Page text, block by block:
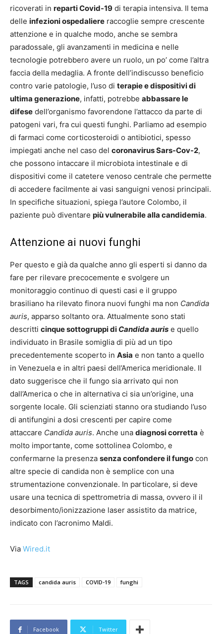
ricoverati in reparti Covid-19 di terapia intensiva. Il tema
delle infezioni ospedaliere raccoglie sempre crescente
attenzione e in qualche modo, anche se sembra
paradossale, gli avanzamenti in medicina e nelle
tecnologie potrebbero avere un ruolo, un po’ come l’altra
faccia della medaglia. A fronte dell’indiscusso beneficio
contro varie patologie, l’uso di terapie e dispositivi di
ultima generazione, infatti, potrebbe abbassare le
difese dell’organismo favorendone l’attacco da parte di
patogeni vari, fra cui questi funghi. Parliamo ad esempio
di farmaci come corticosteroidi o antibiotici, spesso
impiegati anche nel caso del coronavirus Sars-Cov-2,
che possono intaccare il microbiota intestinale e di
dispositivi come il catetere venoso centrale che permette
di accedere facilmente ai vasi sanguigni venosi principali.
In specifiche situazioni, spiega l’autore Colombo, il
paziente può diventare più vulnerabile alla candidemia.
Attenzione ai nuovi funghi
Per questo e già da qualche anno gli esperti si danno da
fare per rilevare precocemente e svolgere un
monitoraggio continuo di questi casi e il gruppo
brasiliano ha rilevato finora nuovi funghi ma non Candida
auris, apparso soltanto ora. Attualmente sono stati
descritti cinque sottogruppi di Candida auris e quello
individuato in Brasile somiglia di più ad un tipo
precedentemente scoperto in Asia e non tanto a quello
in Venezuela e in altri paesi dell’America meridionale. Il
dato suggerisce che il fungo sia arrivato qui non
dall’America o che in alternativa ci sia un’origine, una
sorgente locale. Gli scienziati stanno ora studiando l’uso
di antifungini a dosi crescenti per capire come
attaccare Candida auris. Anche una diagnosi corretta è
molto importante, come sottolinea Colombo, e
confermarne la presenza senza confondere il fungo con
altre specie di candida non è semplice con una
strumentazione convenzionale. In particolare, si deve
usare una tecnica di spettrometria di massa, ovvero il il
desorbimento/ionizzazione laser assistito da matrice,
indicato con l’acronimo Maldi.
Via Wired.it
TAGS candida auris COVID-19 funghi
Facebook Twitter